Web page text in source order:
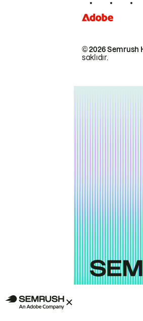
© 2026 Semrush
saklıdır.